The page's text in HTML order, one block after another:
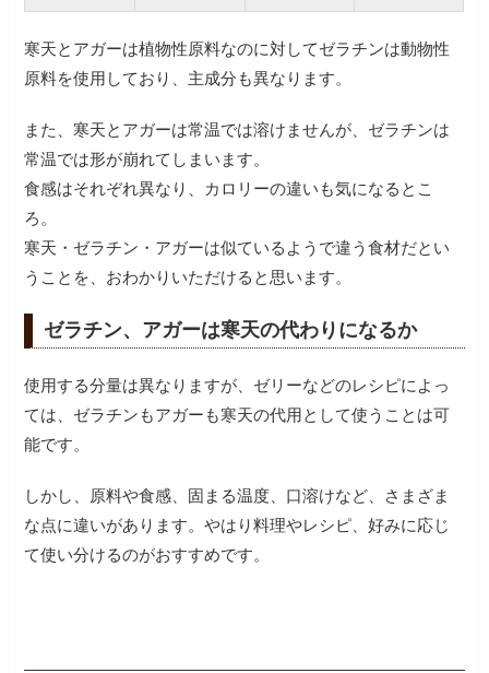
寒天とアガーは植物性原料なのに対してゼラチンは動物性
原料を使用しており、主成分も異なります。
また、寒天とアガーは常温では溶けませんが、ゼラチンは
常温では形が崩れてしまいます。
食感はそれぞれ異なり、カロリーの違いも気になるとこ
ろ。
寒天・ゼラチン・アガーは似ているようで違う食材だとい
うことを、おわかりいただけると思います。
ゼラチン、アガーは寒天の代わりになるか
使用する分量は異なりますが、ゼリーなどのレシピによっ
ては、ゼラチンもアガーも寒天の代用として使うことは可
能です。
しかし、原料や食感、固まる温度、口溶けなど、さまざま
な点に違いがあります。やはり料理やレシピ、好みに応じ
て使い分けるのがおすすめです。